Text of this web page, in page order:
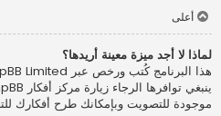
أعلى
لماذا لا أجد ميزة معينة أريدها؟
ينبغي توافرها الرجاء زيارة مركز أفكار phpBB (بالإنجليزية)
موجودة للتصويت وبإمكانك طرح أفكارك